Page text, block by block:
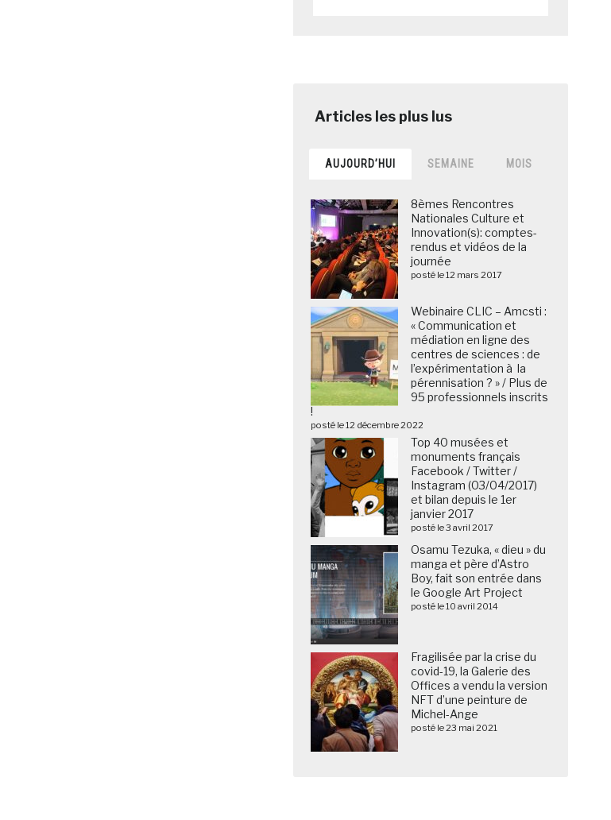
AUJOURD’HUI SEMAINE MOIS
8èmes Rencontres
Nationales Culture et
Innovation(s): comptes-
rendus et vidéos de la
journée
posté le 12 mars 2017
Webinaire CLIC – Amcsti :
« Communication et
médiation en ligne des
centres de sciences : de
l’expérimentation à la
pérennisation ? » / Plus de
95 professionnels inscrits
!
posté le 12 décembre 2022
Top 40 musées et
monuments français
Facebook / Twitter /
Instagram (03/04/2017)
et bilan depuis le 1er
janvier 2017
posté le 3 avril 2017
Osamu Tezuka, « dieu » du
manga et père d’Astro
Boy, fait son entrée dans
le Google Art Project
posté le 10 avril 2014
Fragilisée par la crise du
covid-19, la Galerie des
Offices a vendu la version
NFT d’une peinture de
Michel-Ange
posté le 23 mai 2021